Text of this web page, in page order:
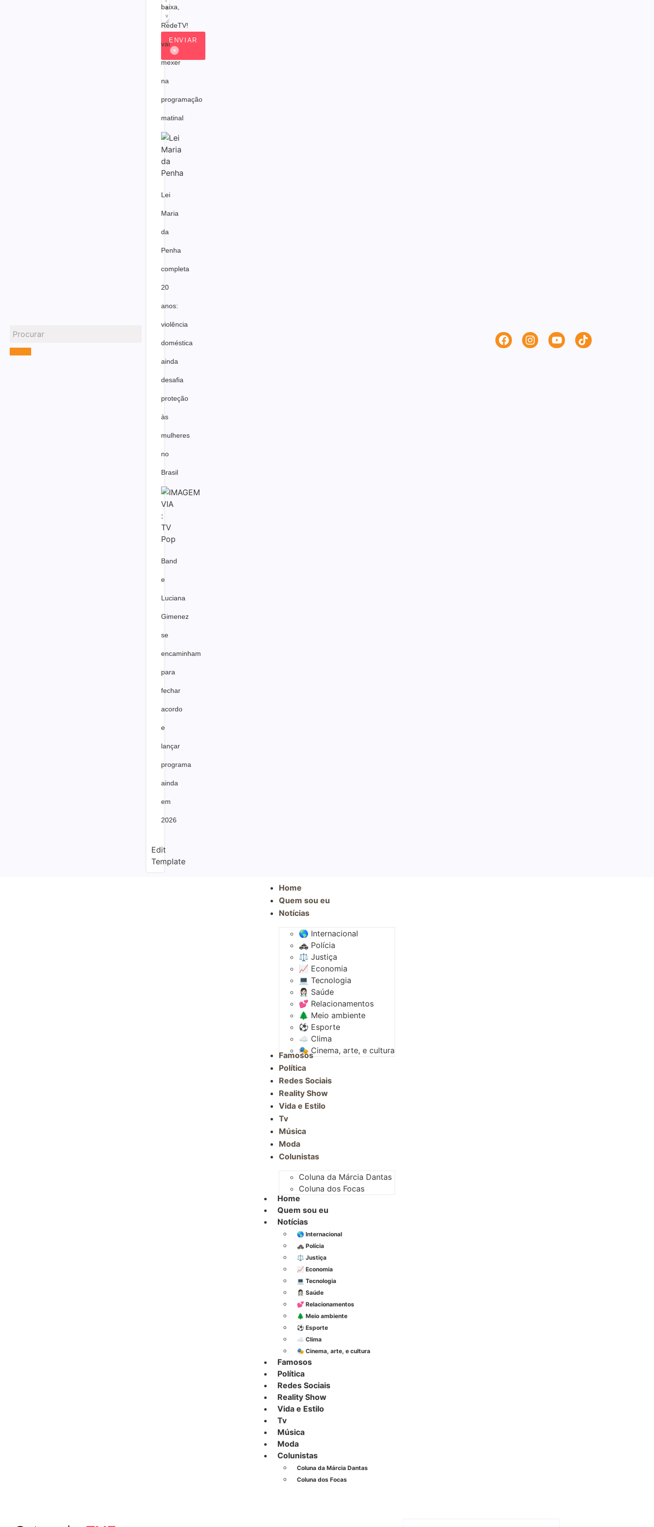
ENVIAR
baixa,
RedeTV!
vai
mexer
na
programação
matinal
Lei
Maria
da
Penha
completa
20
anos:
violência
doméstica
ainda
desafia
proteção
às
mulheres
no
Brasil
Band
e
Luciana
Gimenez
se
encaminham
para
fechar
acordo
e
lançar
programa
ainda
em
2026
Edit
Template
Home
Quem sou eu
Notícias
🌎 Internacional
🚓 Polícia
⚖️ Justiça
📈 Economia
💻 Tecnologia
👩🏻‍⚕️ Saúde
💕 Relacionamentos
🌲 Meio ambiente
⚽︎ Esporte
☁️ Clima
🎭 Cinema, arte, e cultura
Famosos
Política
Redes Sociais
Reality Show
Vida e Estilo
Tv
Música
Moda
Colunistas
Coluna da Márcia Dantas
Coluna dos Focas
Home
Quem sou eu
Notícias
🌎 Internacional
🚓 Polícia
⚖️ Justiça
📈 Economia
💻 Tecnologia
👩🏻‍⚕️ Saúde
💕 Relacionamentos
🌲 Meio ambiente
⚽︎ Esporte
☁️ Clima
🎭 Cinema, arte, e cultura
Famosos
Política
Redes Sociais
Reality Show
Vida e Estilo
Tv
Música
Moda
Colunistas
Coluna da Márcia Dantas
Coluna dos Focas